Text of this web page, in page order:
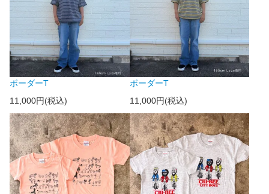
ボーダーT
11,000円(税込)
ボーダーT
11,000円(税込)